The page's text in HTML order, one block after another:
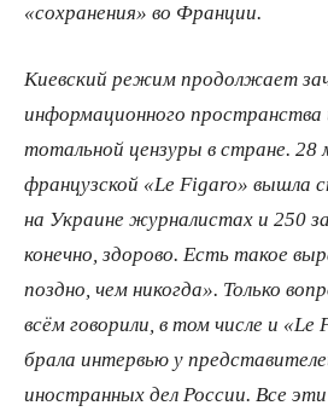
«сохранения» во Франции.
Киевский режим продолжает
информационного пространства
тотальной цензуры в стране. 28
французской «Le Figaro» вышла
на Украине журналистах и 250
конечно, здорово. Есть такое
поздно, чем никогда». Только
всём говорили, в том числе и «Le
брала интервью у
иностранных дел России. Все